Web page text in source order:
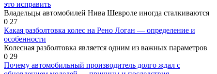
это исправить
Владельцы автомобилей Нива Шевроле иногда сталкиваются
0 27
Какая разболтовка колес на Рено Логан — определение и
особенности
Колесная разболтовка является одним из важных параметров
0 29
Почему автомобильный производитель долго ждал с